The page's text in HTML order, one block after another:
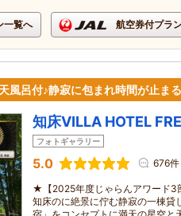
一覧へ 航空券付プラ
風呂付♪静寂に包まれ時間が止ま
知床VILLA HOTEL
フォトギャラリー
5.0 676件
★【2025年度じゃらんアワード3
知床のに絶景に佇む静寂の一棟貸